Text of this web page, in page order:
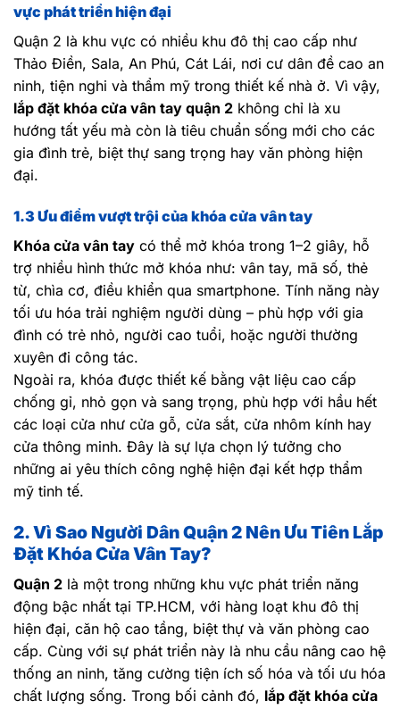
vực phát triển hiện đại
Quận 2 là khu vực có nhiều khu đô thị cao cấp như
Thảo Điền, Sala, An Phú, Cát Lái, nơi cư dân đề cao an
ninh, tiện nghi và thẩm mỹ trong thiết kế nhà ở. Vì vậy,
lắp đặt khóa cửa vân tay quận 2 không chỉ là xu
hướng tất yếu mà còn là tiêu chuẩn sống mới cho các
gia đình trẻ, biệt thự sang trọng hay văn phòng hiện
đại.
1.3 Ưu điểm vượt trội của khóa cửa vân tay
Khóa cửa vân tay có thể mở khóa trong 1–2 giây, hỗ
trợ nhiều hình thức mở khóa như: vân tay, mã số, thẻ
từ, chìa cơ, điều khiển qua smartphone. Tính năng này
tối ưu hóa trải nghiệm người dùng – phù hợp với gia
đình có trẻ nhỏ, người cao tuổi, hoặc người thường
xuyên đi công tác.
Ngoài ra, khóa được thiết kế bằng vật liệu cao cấp
chống gỉ, nhỏ gọn và sang trọng, phù hợp với hầu hết
các loại cửa như cửa gỗ, cửa sắt, cửa nhôm kính hay
cửa thông minh. Đây là sự lựa chọn lý tưởng cho
những ai yêu thích công nghệ hiện đại kết hợp thẩm
mỹ tinh tế.
2. Vì Sao Người Dân Quận 2 Nên Ưu Tiên Lắp
Đặt Khóa Cửa Vân Tay?
Quận 2 là một trong những khu vực phát triển năng
động bậc nhất tại TP.HCM, với hàng loạt khu đô thị
hiện đại, căn hộ cao tầng, biệt thự và văn phòng cao
cấp. Cùng với sự phát triển này là nhu cầu nâng cao hệ
thống an ninh, tăng cường tiện ích số hóa và tối ưu hóa
chất lượng sống. Trong bối cảnh đó, lắp đặt khóa cửa